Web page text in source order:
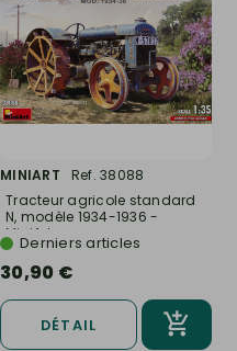
MINIART
Ref. 38088
Tracteur agricole standard
N, modèle 1934-1936 -
MiniArt...
Derniers articles
30,90 €
DÉTAIL